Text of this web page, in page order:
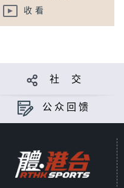
收看
社 交
公众回馈